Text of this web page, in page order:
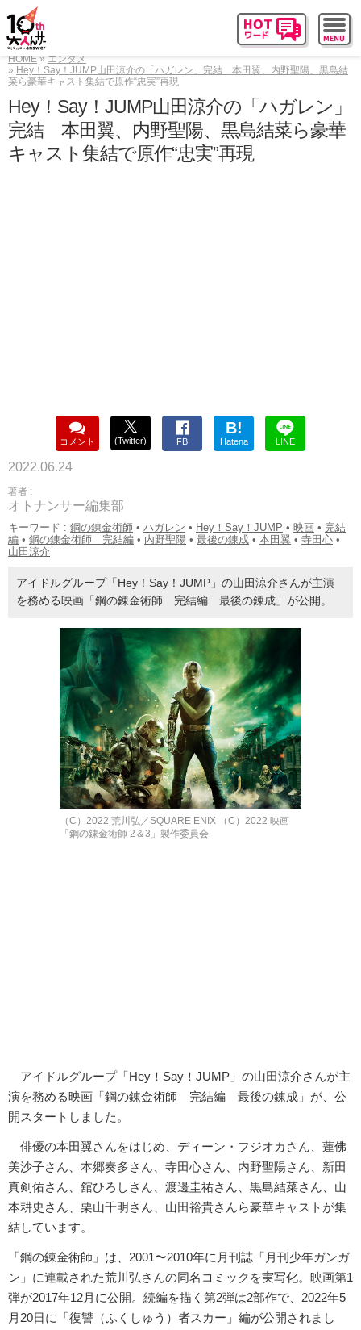
HOME
エンタメ
Hey！Say！JUMP山田涼介の「ハガレン」完結 本田翼、内野聖陽、黒島結
菜ら豪華キャスト集結で原作“忠実”再現
Hey！Say！JUMP山田涼介の「ハガレン」
完結 本田翼、内野聖陽、黒島結菜ら豪華
キャスト集結で原作“忠実”再現
コメント (Twitter) FB
B!
Hatena LINE
2022.06.24
著者 :
オトナンサー編集部
キーワード : 鋼の錬金術師 • ハガレン • Hey！Say！JUMP • 映画 • 完結
編 • 鋼の錬金術師 完結編 • 内野聖陽 • 最後の錬成 • 本田翼 • 寺田心 •
山田涼介
アイドルグループ「Hey！Say！JUMP」の山田涼介さんが主演
を務める映画「鋼の錬金術師 完結編 最後の錬成」が公開。
（C）2022 荒川弘／SQUARE ENIX （C）2022 映画
「鋼の錬金術師 2＆3」製作委員会
アイドルグループ「Hey！Say！JUMP」の山田涼介さんが主
演を務める映画「鋼の錬金術師 完結編 最後の錬成」が、公
開スタートしました。
俳優の本田翼さんをはじめ、ディーン・フジオカさん、蓮佛
美沙子さん、本郷奏多さん、寺田心さん、内野聖陽さん、新田
真剣佑さん、舘ひろしさん、渡邊圭祐さん、黒島結菜さん、山
本耕史さん、栗山千明さん、山田裕貴さんら豪華キャストが集
結しています。
「鋼の錬金術師」は、2001〜2010年に月刊誌「月刊少年ガンガ
ン」に連載された荒川弘さんの同名コミックを実写化。映画第1
弾が2017年12月に公開。続編を描く第2弾は2部作で、2022年5
月20日に「復讐（ふくしゅう）者スカー」編が公開されまし